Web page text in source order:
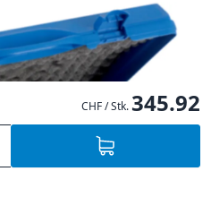
CHF / Stk. 345.92